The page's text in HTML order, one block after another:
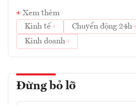
Xem thêm
Kinh tế
Chuyển động 24h
Kinh doanh
Đừng bỏ lỡ